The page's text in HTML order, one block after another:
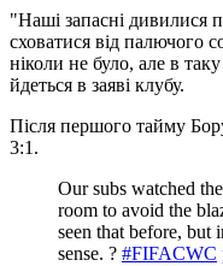
"Наші запасні дивилися
сховатися від палючого
ніколи не було, але в
йдеться в заяві клубу.
Після першого тайму
3:1.
Our subs watched
room to avoid the
seen that before, but
sense. ? #FIFACWC